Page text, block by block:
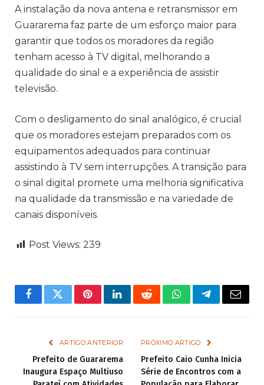
A instalação da nova antena e retransmissor em
Guararema faz parte de um esforço maior para
garantir que todos os moradores da região
tenham acesso à TV digital, melhorando a
qualidade do sinal e a experiência de assistir
televisão.
Com o desligamento do sinal analógico, é crucial
que os moradores estejam preparados com os
equipamentos adequados para continuar
assistindo à TV sem interrupções. A transição para
o sinal digital promete uma melhoria significativa
na qualidade da transmissão e na variedade de
canais disponíveis.
Post Views: 239
FacebookTwitterPinterestLinkedInRedditWhatsAppTelegramEmail
ARTIGO ANTERIOR
Prefeito de Guararema
Inaugura Espaço Multiuso
PRÓXIMO ARTIGO
Prefeito Caio Cunha Inicia
Série de Encontros com a